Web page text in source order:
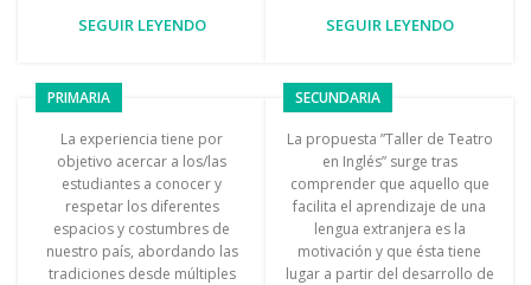
SEGUIR LEYENDO SEGUIR LEYENDO
PRIMARIA
La experiencia tiene por
objetivo acercar a los/las
estudiantes a conocer y
respetar los diferentes
espacios y costumbres de
nuestro país, abordando las
tradiciones desde múltiples
SECUNDARIA
La propuesta ”Taller de Teatro
en Inglés” surge tras
comprender que aquello que
facilita el aprendizaje de una
lengua extranjera es la
motivación y que ésta tiene
lugar a partir del desarrollo de